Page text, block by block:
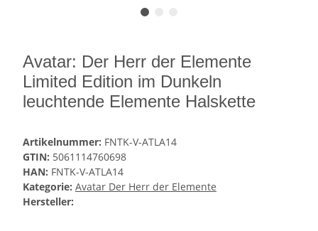
Avatar: Der Herr der Elemente
Limited Edition im Dunkeln
leuchtende Elemente Halskette
Artikelnummer: FNTK-V-ATLA14
GTIN: 5061114760698
HAN: FNTK-V-ATLA14
Kategorie: Avatar Der Herr der Elemente
Hersteller: